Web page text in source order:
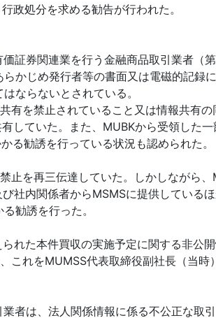
政処分を求める勧告が行われた。
証券関連業を行う金融商品取引業者（
かじめ発行者等の書面又は電磁的記録
ならないとされている。
有を禁止されていること又は情報共有の
していた。また、MUBKから受領した
る勧誘を行っている状況も認められた。
止を再三伝達していた。しかしながら
社内関係者からMSMSに提供している
勧誘を行った。
れた本件買収の実施予定に関する非公開
これをMUMSS代表取締役副社長（当時
者は、法人関係情報に係る不公正な取